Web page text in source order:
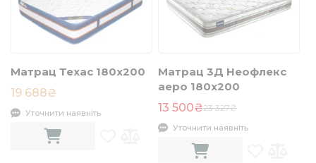
Матрац Техас 180х200
19 688₴
Уточнити наявніть
Матрац 3Д Неофлекс
аеро 180х200
13 500₴23 327₴
Уточнити наявніть